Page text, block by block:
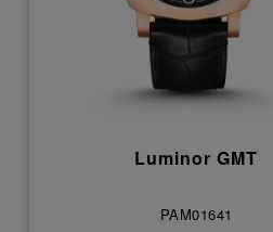
Luminor GMT
PAM01641